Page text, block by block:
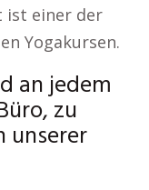
ist einer der
Yogakursen.
an jedem
zu
unserer